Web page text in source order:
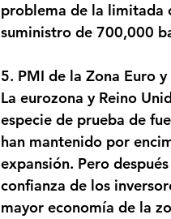
problema de la limitada
suministro de 700,000
5. PMI de la Zona Euro
La eurozona y Reino
especie de prueba de
han mantenido por
expansión. Pero
confianza de los
mayor economía de la